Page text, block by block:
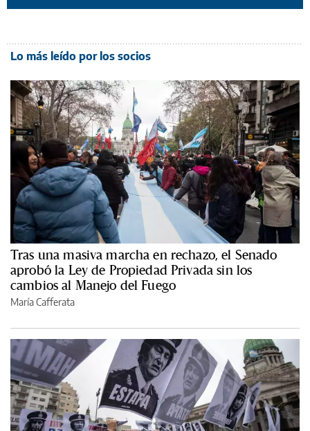
Lo más leído por los socios
Tras una masiva marcha en rechazo, el Senado
aprobó la Ley de Propiedad Privada sin los
cambios al Manejo del Fuego
María Cafferata